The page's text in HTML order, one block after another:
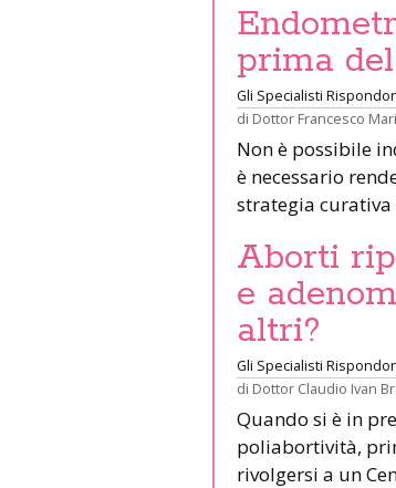
prima
Gli Specialisti
di Dottor Francesco
Non è possibile
è necessario
strategia
Aborti
e
altri?
Gli Specialisti
di Dottor Claudio Ivan
Quando si è in
poliabortività,
rivolgersi a un